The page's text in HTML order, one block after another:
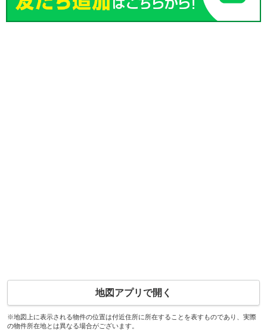
地図アプリで開く
※地図上に表示される物件の位置は付近住所に所在することを表すものであり、実際
の物件所在地とは異なる場合がございます。